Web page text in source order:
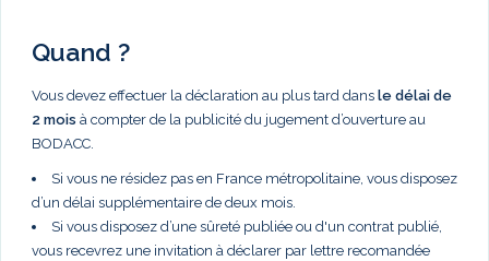
Quand ?
Vous devez effectuer la déclaration au plus tard dans le délai de
2 mois à compter de la publicité du jugement d’ouverture au
BODACC.
Si vous ne résidez pas en France métropolitaine, vous disposez
d’un délai supplémentaire de deux mois.
Si vous disposez d’une sûreté publiée ou d'un contrat publié,
vous recevrez une invitation à déclarer par lettre recomandée